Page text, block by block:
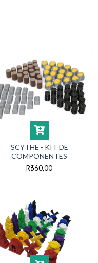
SCYTHE - KIT DE
COMPONENTES
R$60,00